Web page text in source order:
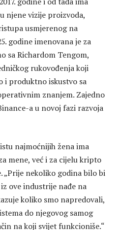
njene vizije proizvoda,
usmjerenog na
godine imenovana je za
sa Richardom Tengom,
rukovođenja koji
i produktno iskustvo sa
znanjem. Zajedno
a u novoj fazi razvoja
najmoćnijih žena ima
mene, već i za cijelu kripto
„Prije nekoliko godina bilo bi
ove industrije nađe na
koliko smo napredovali,
do njegovog samog
na koji svijet funkcioniše.“